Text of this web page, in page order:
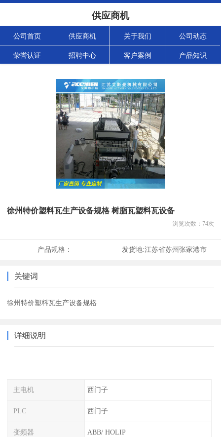
供应商机
公司首页 供应商机 关于我们 公司动态
荣誉认证 招聘中心 客户案例 产品知识
徐州特价塑料瓦生产设备规格 树脂瓦塑料瓦设备
浏览次数： 74次
产品规格： 发货地:江苏省苏州张家港市
关键词
徐州特价塑料瓦生产设备规格
详细说明
主电机 西门子
PLC 西门子
变频器 ABB/ HOLIP